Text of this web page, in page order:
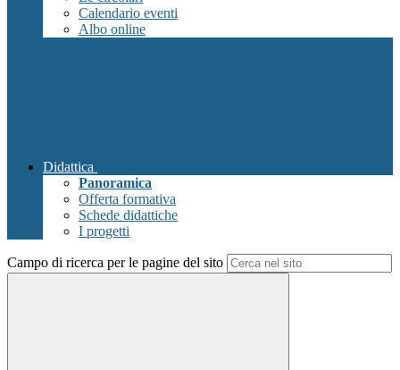
Calendario eventi
Albo online
Didattica
Panoramica
Offerta formativa
Schede didattiche
I progetti
Campo di ricerca per le pagine del sito